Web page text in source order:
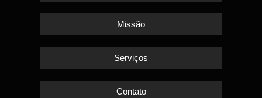
Missão
Serviços
Contato